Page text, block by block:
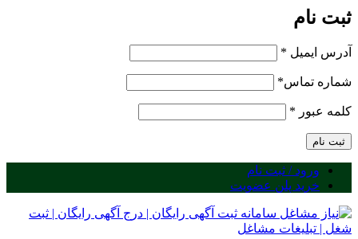
ثبت نام
آدرس ایمیل *
شماره تماس*
کلمه عبور *
ثبت نام
ورود / ثبت نام
خرید پلن عضویت